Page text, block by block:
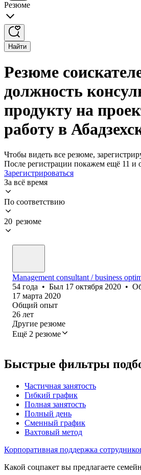
Резюме
Найти
Резюме
должность
продукту на
работу в
Чтобы видеть все резюме,
После регистрации покажем ещё 11 и
Зарегистрироваться
За всё время
По соответствию
20 резюме
Management consultant / business
54 года • Был 17 октября 2020 •
17 марта 2020
Общий опыт
26 лет
Другие резюме
Ещё 2 резюме
Быстрые фильтры
Частичная занятость
Гибкий график
Полная занятость
Полный день
Сменный график
Вахтовый метод
Корпоративная поддержка
Какой соцпакет вы предлагаете